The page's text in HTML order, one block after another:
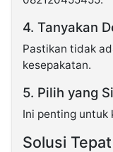
4. Tanyakan
Pastikan tidak
kesepakatan.
5. Pilih yang
Ini penting untuk
Solusi